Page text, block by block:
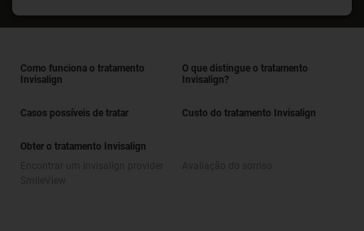
Como funciona o tratamento
Invisalign
O que distingue o tratamento
Invisalign?
Casos possíveis de tratar Custo do tratamento Invisalign
Obter o tratamento Invisalign